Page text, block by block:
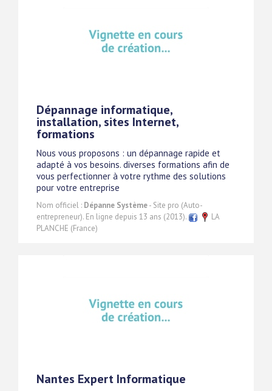
Dépannage informatique,
installation, sites Internet,
formations
Nous vous proposons : un dépannage rapide et
adapté à vos besoins. diverses formations afin de
vous perfectionner à votre rythme des solutions
pour votre entreprise
Nom officiel : Dépanne Système- Site pro (Auto-
entrepreneur). En ligne depuis 13 ans (2013).
LA
PLANCHE (France)
Nantes Expert Informatique